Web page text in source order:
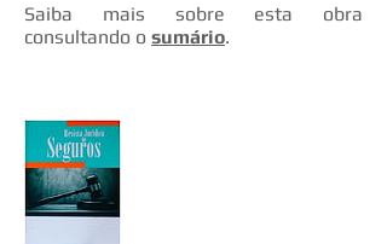
Saiba mais sobre esta obra
consultando o sumário.